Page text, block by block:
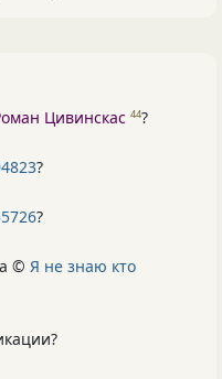
Цивинскас 44?
?
?
© Я не знаю кто